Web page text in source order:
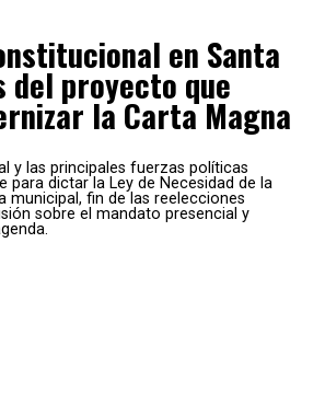
en Santa
del proyecto que
la Carta Magna
y las principales fuerzas políticas
para dictar la Ley de Necesidad de la
municipal, fin de las reelecciones
sobre el mandato presencial y